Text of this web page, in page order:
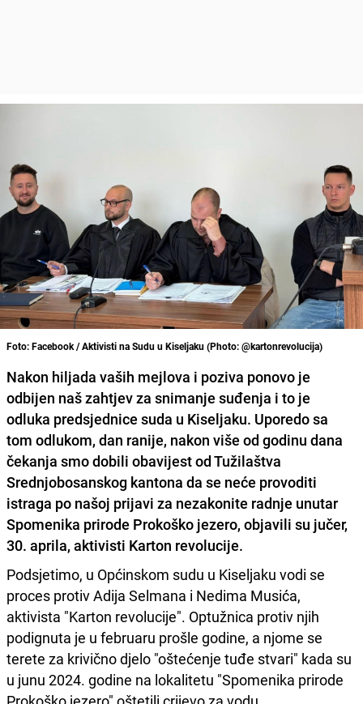
Foto: Facebook / Aktivisti na Sudu u Kiseljaku (Photo: @kartonrevolucija)
Nakon hiljada vaših mejlova i poziva ponovo je
odbijen naš zahtjev za snimanje suđenja i to je
odluka predsjednice suda u Kiseljaku. Uporedo sa
tom odlukom, dan ranije, nakon više od godinu dana
čekanja smo dobili obavijest od Tužilaštva
Srednjobosanskog kantona da se neće provoditi
istraga po našoj prijavi za nezakonite radnje unutar
Spomenika prirode Prokoško jezero, objavili su jučer,
30. aprila, aktivisti Karton revolucije.
Podsjetimo, u Općinskom sudu u Kiseljaku vodi se
proces protiv Adija Selmana i Nedima Musića,
aktivista "Karton revolucije". Optužnica protiv njih
podignuta je u februaru prošle godine, a njome se
terete za krivično djelo "oštećenje tuđe stvari" kada su
u junu 2024. godine na lokalitetu "Spomenika prirode